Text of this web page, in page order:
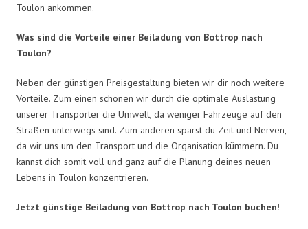
Toulon ankommen.
Was sind die Vorteile einer Beiladung von Bottrop nach
Toulon?
Neben der günstigen Preisgestaltung bieten wir dir noch weitere
Vorteile. Zum einen schonen wir durch die optimale Auslastung
unserer Transporter die Umwelt, da weniger Fahrzeuge auf den
Straßen unterwegs sind. Zum anderen sparst du Zeit und Nerven,
da wir uns um den Transport und die Organisation kümmern. Du
kannst dich somit voll und ganz auf die Planung deines neuen
Lebens in Toulon konzentrieren.
Jetzt günstige Beiladung von Bottrop nach Toulon buchen!